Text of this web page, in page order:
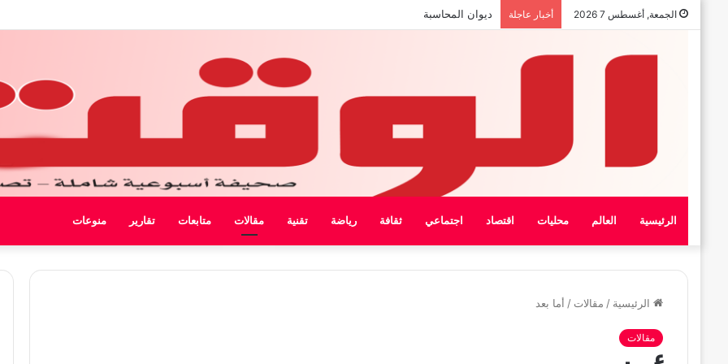
الجمعة, أغسطس 7 2026 أخبار عاجلة بيان الإتحاد الوطنى العام لعمال ليبيا
الرئيسية العالم محليات اقتصاد اجتماعي ثقافة رياضة تقنية مقالات متابعات تقارير منوعات
الرئيسية / مقالات / أما بعد
مقالات